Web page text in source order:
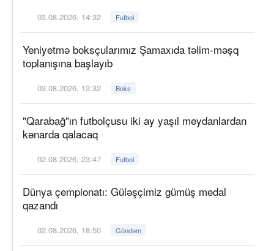
03.08.2026, 14:32 Futbol
Yeniyetmə boksçularımız Şamaxıda təlim-məşq
toplanışına başlayıb
03.08.2026, 13:32 Boks
"Qarabağ"ın futbolçusu iki ay yaşıl meydanlardan
kənarda qalacaq
02.08.2026, 23:47 Futbol
Dünya çempionatı: Güləşçimiz gümüş medal
qazandı
02.08.2026, 18:50 Gündəm